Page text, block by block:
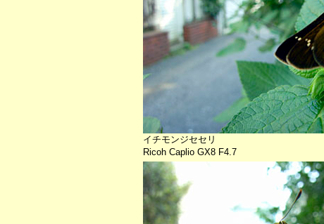
イチモンジセセリ
Ricoh Caplio GX8 F4.7